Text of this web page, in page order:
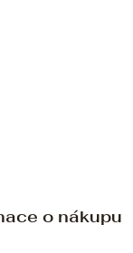
o nákupu